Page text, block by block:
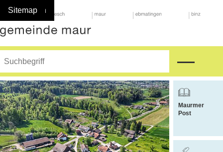
Home
Navigation
Inhalt
Suche
Sitemap
Suche starten
Maurmer
Post